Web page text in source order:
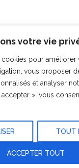
votre vie
cookies pour améliorer
vous proposer
et analyser
», vous
TOUT
ACCEPTER TOUT
suivant
Rénovation
• Construit avec